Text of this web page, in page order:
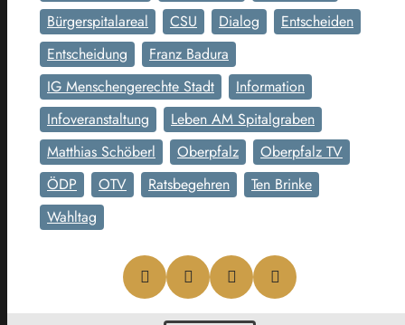
Bürgerspitalareal
CSU Dialog
Entscheiden
Entscheidung
Franz Badura
IG Menschengerechte Stadt
Information
Infoveranstaltung
Leben AM Spitalgraben
Matthias Schöberl
Oberpfalz
Oberpfalz TV
ÖDP
OTV Ratsbegehren
Ten Brinke
Wahltag